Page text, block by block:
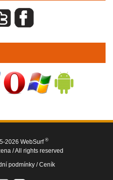
2026 WebSurf ®
/ All rights reserved
podmínky /Ceník